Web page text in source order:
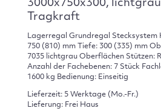
3000x750x300,
Tragkraft
Lagerregal Grundregal Stecksystem
750 (810) mm Tiefe: 300 (335) mm
7035 lichtgrau Oberflächen Stützen:
Anzahl der Fachebenen: 7 Stück
1600 kg Bedienung: Einseitig
Lieferzeit: 5 Werktage (Mo.-Fr.)
Lieferung: Frei Haus